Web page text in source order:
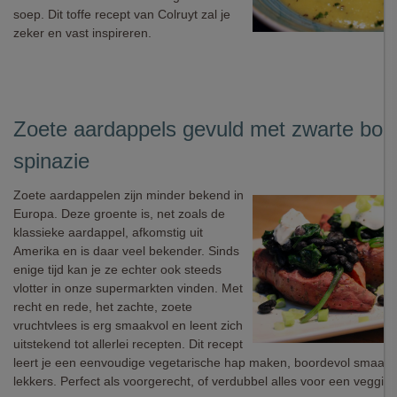
soep. Dit toffe recept van Colruyt zal je
zeker en vast inspireren.
Zoete aardappels gevuld met zwarte
spinazie
Zoete aardappelen zijn minder bekend in
Europa. Deze groente is, net zoals de
klassieke aardappel, afkomstig uit
Amerika en is daar veel bekender. Sinds
enige tijd kan je ze echter ook steeds
vlotter in onze supermarkten vinden. Met
recht en rede, het zachte, zoete
vruchtvlees is erg smaakvol en leent zich
uitstekend tot allerlei recepten. Dit recept
leert je een eenvoudige vegetarische hap maken, boordevol smaak
lekkers. Perfect als voorgerecht, of verdubbel alles voor een